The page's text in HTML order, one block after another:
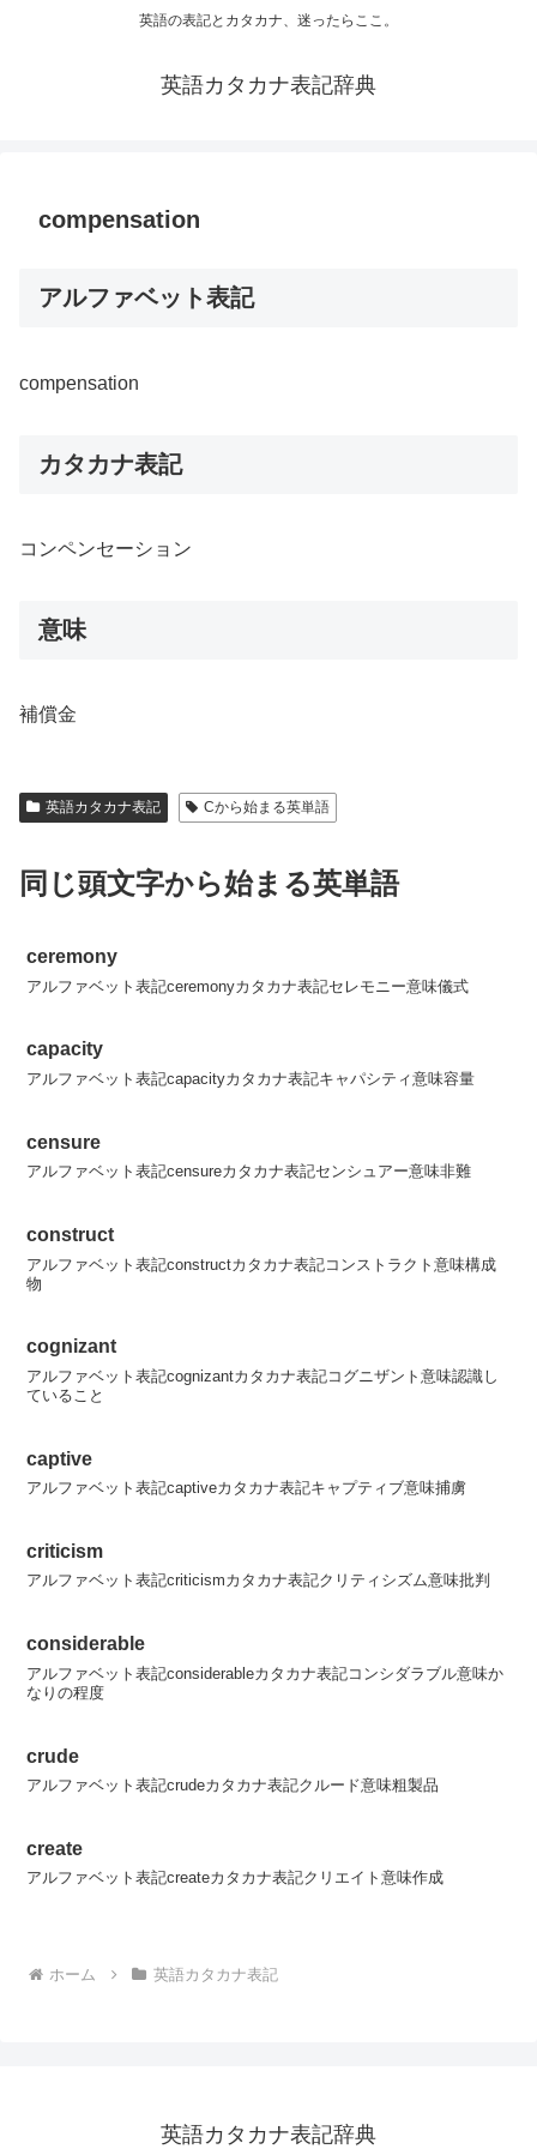
英語の表記とカタカナ、迷ったらここ。
英語カタカナ表記辞典
compensation
アルファベット表記
compensation
カタカナ表記
コンペンセーション
意味
補償金
英語カタカナ表記 Cから始まる英単語
同じ頭文字から始まる英単語
ceremony
アルファベット表記ceremonyカタカナ表記セレモニー意味儀式
capacity
アルファベット表記capacityカタカナ表記キャパシティ意味容量
censure
アルファベット表記censureカタカナ表記センシュアー意味非難
construct
アルファベット表記constructカタカナ表記コンストラクト意味構成
物
cognizant
アルファベット表記cognizantカタカナ表記コグニザント意味認識し
ていること
captive
アルファベット表記captiveカタカナ表記キャプティブ意味捕虜
criticism
アルファベット表記criticismカタカナ表記クリティシズム意味批判
considerable
アルファベット表記considerableカタカナ表記コンシダラブル意味か
なりの程度
crude
アルファベット表記crudeカタカナ表記クルード意味粗製品
create
アルファベット表記createカタカナ表記クリエイト意味作成
ホーム 英語カタカナ表記
英語カタカナ表記辞典